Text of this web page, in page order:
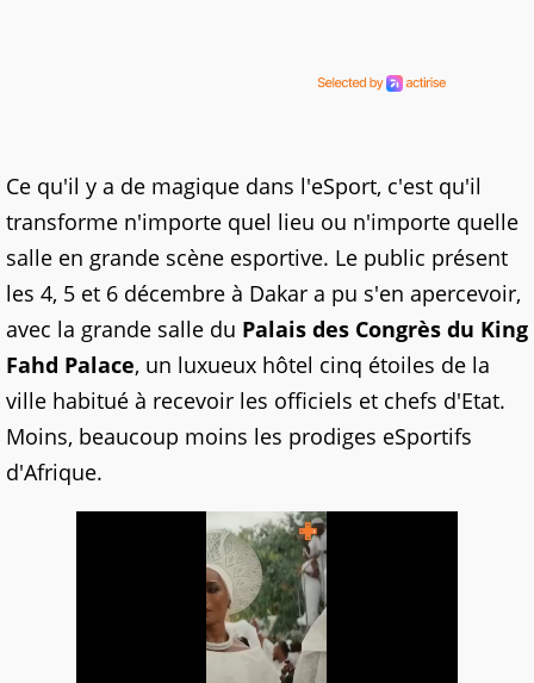
Ce qu'il y a de magique dans l'eSport, c'est qu'il
transforme n'importe quel lieu ou n'importe quelle
salle en grande scène esportive. Le public présent
les 4, 5 et 6 décembre à Dakar a pu s'en apercevoir,
avec la grande salle du Palais des Congrès du King
Fahd Palace, un luxueux hôtel cinq étoiles de la
ville habitué à recevoir les officiels et chefs d'Etat.
Moins, beaucoup moins les prodiges eSportifs
d'Afrique.